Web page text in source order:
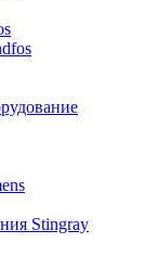
Stingray